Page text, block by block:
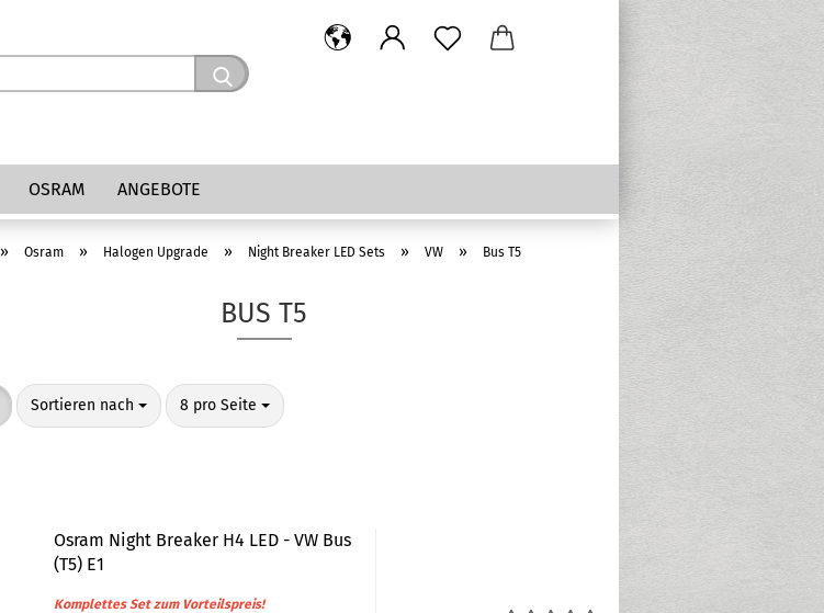
Suche...
OSRAM ANGEBOTE
» Osram » Halogen Upgrade » Night Breaker LED Sets » VW » Bus T5
BUS T5
Sortieren nach
Sortieren nach 8 pro Seite
pro Seite
Osram Night Breaker H4 LED - VW Bus
(T5) E1
Komplettes Set zum Vorteilspreis!